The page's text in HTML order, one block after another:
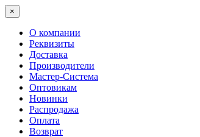
×
О компании
Реквизиты
Доставка
Производители
Мастер-Система
Оптовикам
Новинки
Распродажа
Оплата
Возврат